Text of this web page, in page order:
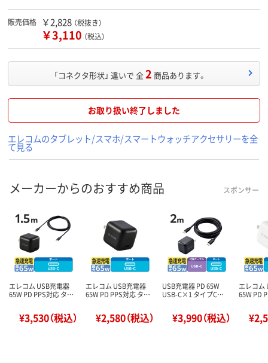
販売価格 ￥2,828 （税抜き）
￥3,110 （税込）
「コネクタ形状」 違いで 全2 商品あります。
お取り扱い終了しました
エレコムのタブレット/スマホ/スマートウォッチアクセサリーを全
て見る
メーカーからのおすすめ商品 スポンサー
エレコム USB充電器
65W PD PPS対応 タ…
¥3,530（税込）
エレコム USB充電器
65W PD PPS対応 タ…
¥2,580（税込）
USB充電器 PD 65W
USB-C×1 タイプC…
¥3,990（税込）
エレコム
65W PD